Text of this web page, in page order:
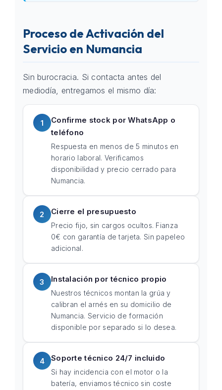
Proceso de Activación del
Servicio en Numancia
Sin burocracia. Si contacta antes del
mediodía, entregamos el mismo día:
1
Confirme stock por WhatsApp o
teléfono
Respuesta en menos de 5 minutos en
horario laboral. Verificamos
disponibilidad y precio cerrado para
Numancia.
2 Cierre el presupuesto
Precio fijo, sin cargos ocultos. Fianza
0€ con garantía de tarjeta. Sin papeleo
adicional.
3 Instalación por técnico propio
Nuestros técnicos montan la grúa y
calibran el arnés en su domicilio de
Numancia. Servicio de formación
disponible por separado si lo desea.
4 Soporte técnico 24/7 incluido
Si hay incidencia con el motor o la
batería, enviamos técnico sin coste